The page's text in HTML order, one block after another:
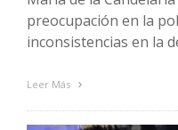
preocupación en la
inconsistencias en la
Leer Más